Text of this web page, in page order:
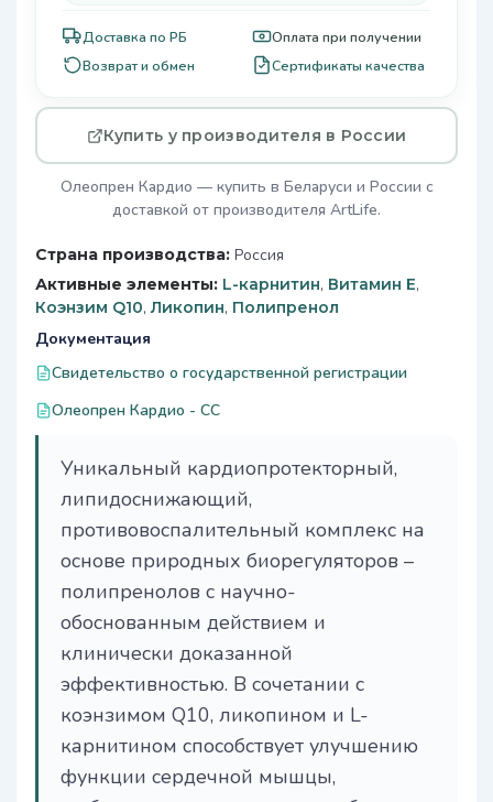
Страна производства: Россия
Активные элементы: L-карнитин, Витамин Е,
Коэнзим Q10,Ликопин, Полипренол
Документация
Свидетельство о государственной регистрации
Олеопрен Кардио - СС
Уникальный кардиопротекторный,
липидоснижающий,
противовоспалительный комплекс на
основе природных биорегуляторов –
полипренолов с научно-
обоснованным действием и
клинически доказанной
эффективностью. В сочетании с
коэнзимом Q10, ликопином и L-
карнитином способствует улучшению
функции сердечной мышцы,
Доставка по РБ
Оплата при получении
Возврат и обмен
Сертификаты качества
Купить у производителя в России
Олеопрен Кардио — купить в Беларуси и России с
доставкой от производителя ArtLife.